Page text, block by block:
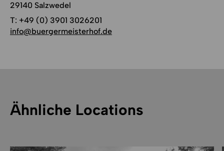
29140 Salzwedel
T: +49 (0) 3901 3026201
info@buergermeisterhof.de
Ähnliche Locations